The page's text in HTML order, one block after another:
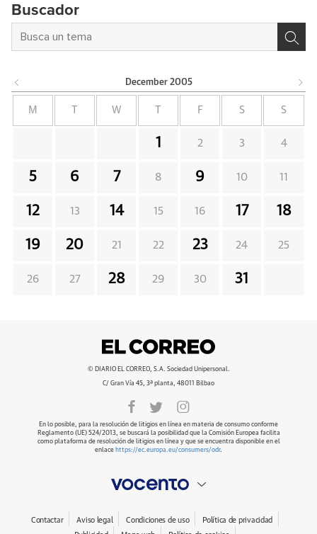
Buscador
December 2005
M W F S S
1 2 3 4
5 6 7 8 9 10 11
12 13 14 15 16 17 18
19 20 21 22 23 24 25
26 27 28 29 30 31
© DIARIO EL CORREO, S.A. Sociedad Unipersonal.
C/ Gran Vía 45, 3ª planta, 48011 Bilbao
En lo posible, para la resolución de litigios en línea en materia de consumo conforme
Reglamento (UE) 524/2013, se buscará la posibilidad que la Comisión Europea facilita
como plataforma de resolución de litigios en línea y que se encuentra disponible en el
enlace https://ec.europa.eu/consumers/odr.
Contactar Aviso legal Condiciones de uso
Política de privacidad